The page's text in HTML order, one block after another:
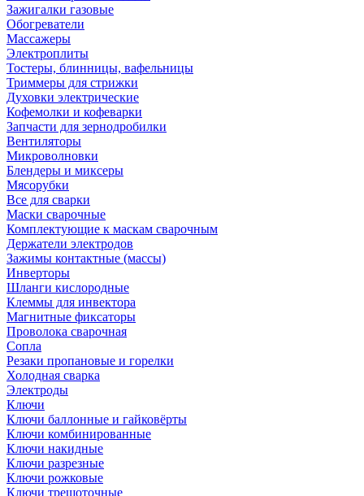
Зажигалки газовые
Обогреватели
Массажеры
Электроплиты
Тостеры, блинницы, вафельницы
Триммеры для стрижки
Духовки электрические
Кофемолки и кофеварки
Запчасти для зернодробилки
Вентиляторы
Микроволновки
Блендеры и миксеры
Мясорубки
Все для сварки
Маски сварочные
Комплектующие к маскам сварочным
Держатели электродов
Зажимы контактные (массы)
Инверторы
Шланги кислородные
Клеммы для инвектора
Магнитные фиксаторы
Проволока сварочная
Сопла
Резаки пропановые и горелки
Холодная сварка
Электроды
Ключи
Ключи баллонные и гайковёрты
Ключи комбинированные
Ключи накидные
Ключи разрезные
Ключи рожковые
Ключи трещоточные